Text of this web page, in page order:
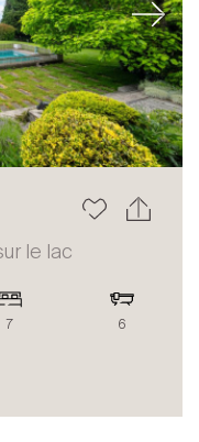
Next
le lac
7 6